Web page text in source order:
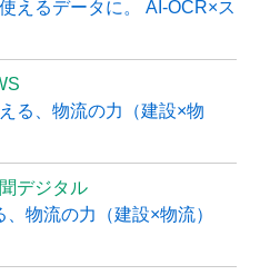
えるデータに。 AI-OCR×ス
る、物流の力（建設×物
デジタル
物流の力（建設×物流）